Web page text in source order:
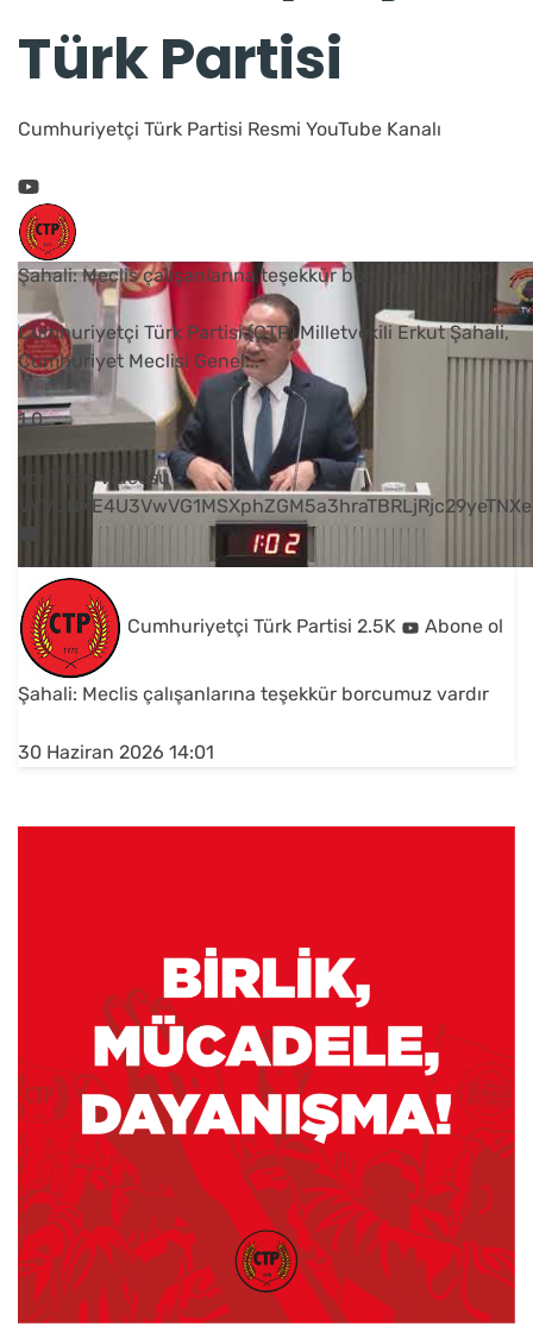
Türk Partisi
Cumhuriyetçi Türk Partisi Resmi YouTube Kanalı
Şahali: Meclis çalışanlarına teşekkür borcumuz vardır
Cumhuriyetçi Türk Partisi (CTP) Milletvekili Erkut Şahali,
Cumhuriyet Meclisi Genel...
1 0
YouTube Videosu
Cumhuriyetçi Türk Partisi 2.5K Abone ol
Şahali: Meclis çalışanlarına teşekkür borcumuz vardır
30 Haziran 2026 14:01